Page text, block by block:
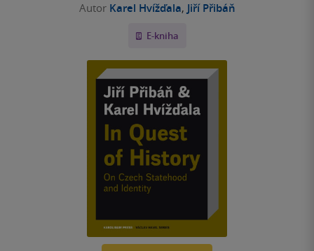
Autor Karel Hvížďala, Jiří Přibáň
E-kniha